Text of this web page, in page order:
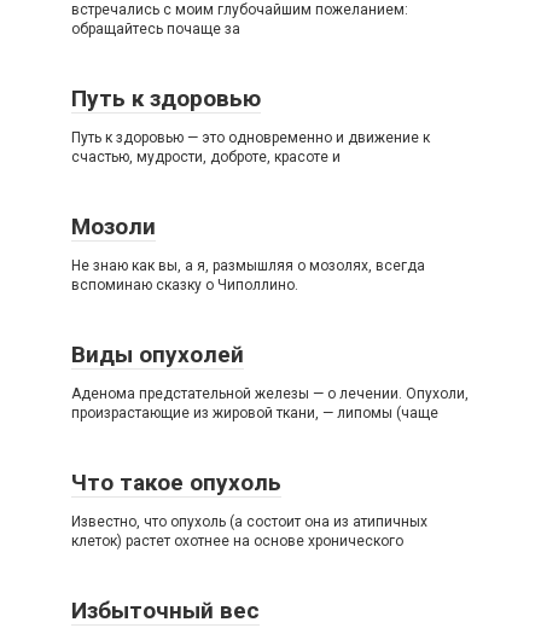
встречались с моим глубочайшим пожеланием:
обращайтесь почаще за
Путь к здоровью
Путь к здоровью — это одновременно и движение к
счастью, мудрости, доброте, красоте и
Мозоли
Не знаю как вы, а я, размышляя о мозолях, всегда
вспоминаю сказку о Чиполлино.
Виды опухолей
Аденома предстательной железы — о лечении. Опухоли,
произрастающие из жировой ткани, — липомы (чаще
Что такое опухоль
Известно, что опухоль (а состоит она из атипичных
клеток) растет охотнее на основе хронического
Избыточный вес